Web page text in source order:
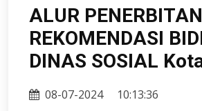
ALUR PENERBITAN
REKOMENDASI
DINAS SOSIAL
08-07-2024 10:13:36